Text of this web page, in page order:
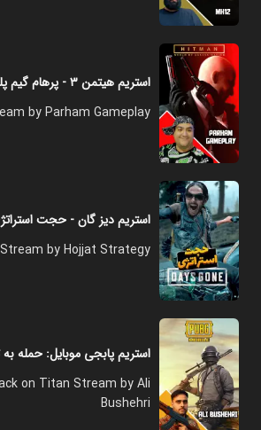
استریم هیتمن ۳ - پرهام گیم پلی
by Parham Gameplay
استریم دیز گان - حجت
by Hojjat Strategy
استریم پابجی موبایل: حمله
on Titan Stream by Ali
Bushehri